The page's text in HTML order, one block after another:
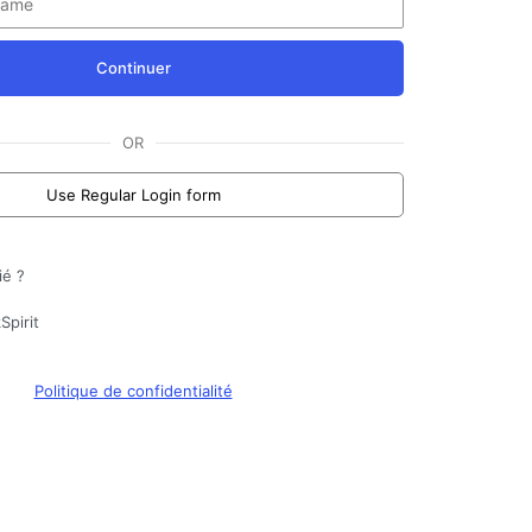
Continuer
OR
Use Regular Login form
?
Politique de confidentialité